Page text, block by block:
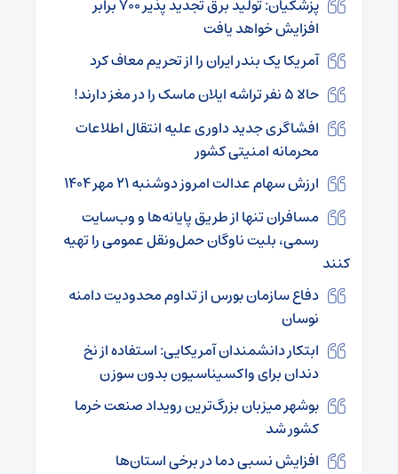
پزشکیان: تولید برق تجدید پذیر ۷۰۰ برابر
افزایش خواهد یافت
آمریکا یک بندر ایران را از تحریم معاف کرد
حالا ۵ نفر تراشه ایلان ماسک را در مغز دارند!
افشاگری جدید داوری علیه انتقال اطلاعات
محرمانه امنیتی کشور
ارزش سهام عدالت امروز دوشنبه ۲۱ مهر ۱۴۰۴
مسافران تنها از طریق پایانه‌ها و وب‌سایت
رسمی، بلیت ناوگان حمل‌ونقل عمومی را تهیه
کنند
دفاع سازمان بورس از تداوم محدودیت دامنه
نوسان
ابتکار دانشمندان آمریکایی: استفاده از نخ
دندان برای واکسیناسیون بدون سوزن
بوشهر میزبان بزرگ‌ترین رویداد صنعت خرما
کشور شد
افزایش نسبی دما در برخی استان‌ها